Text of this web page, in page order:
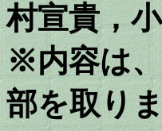
村宣貴，
※内容は
部を取り